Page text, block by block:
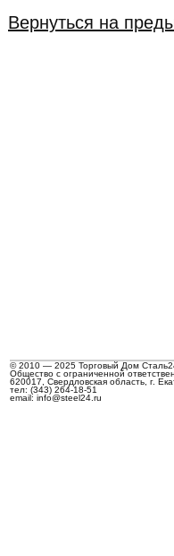
Вернуться на
© 2010 — 2025 Торговый Дом
Общество с ограниченной
620017, Свердловская область, г.
тел: (343) 264-18-51
email: info@steel24.ru